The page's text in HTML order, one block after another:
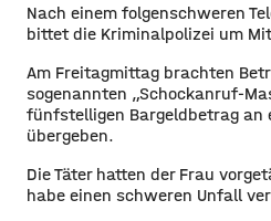
Nach einem folgenschweren
bittet die Kriminalpolizei um
Am Freitagmittag brachten
sogenannten „Schockanruf-
fünfstelligen Bargeldbetrag an
übergeben.
Die Täter hatten der Frau
habe einen schweren Unfall